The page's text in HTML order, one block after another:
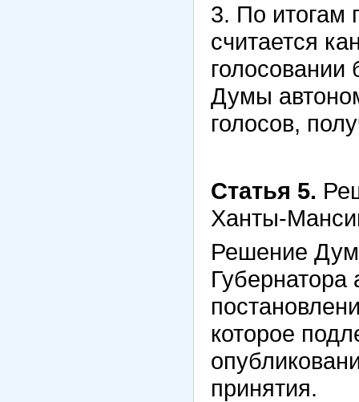
3. По итогам
считается
голосовании
Думы
голосов,
Статья 5.
Ханты-
Решение
Губернатора
которое
принятия.